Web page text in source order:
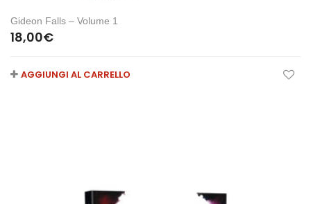
Gideon Falls – Volume 1
18,00€
AGGIUNGI AL CARRELLO